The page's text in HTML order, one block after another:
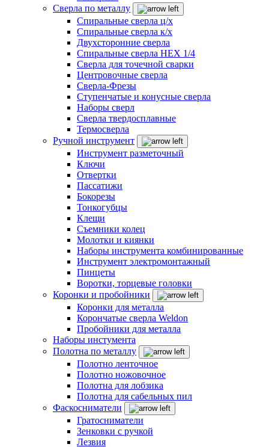
Сверла по металлу
Спиральные сверла ц/х
Спиральные сверла к/х
Двухсторонние сверла
Спиральные сверла HEX 1/4
Сверла для точечной сварки
Центровочные сверла
Сверла-Фрезы
Ступенчатые и конусные сверла
Наборы сверл
Сверла твердосплавные
Термосверла
Ручной инструмент
Инструмент разметочный
Ключи
Отвертки
Пассатижи
Бокорезы
Тонкогубцы
Клещи
Съемники колец
Молотки и киянки
Наборы инструмента комбинированные
Инструмент электромонтажный
Пинцеты
Воротки, торцевые головки
Коронки и пробойники
Коронки для металла
Корончатые сверла Weldon
Пробойники для металла
Наборы инстумента
Полотна по металлу
Полотно ленточное
Полотно ножовочное
Полотна для лобзика
Полотна для сабельных пил
Фаскосниматели
Гратосниматели
Зенковки с ручкой
Лезвия